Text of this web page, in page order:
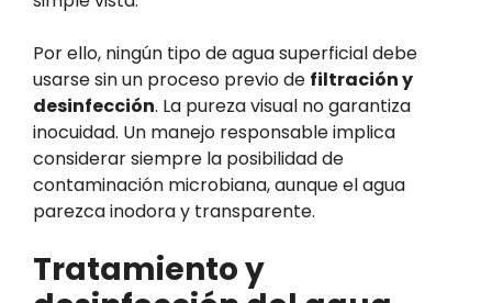
Por ello, ningún tipo de agua superficial debe
usarse sin un proceso previo de filtración y
desinfección. La pureza visual no garantiza
inocuidad. Un manejo responsable implica
considerar siempre la posibilidad de
contaminación microbiana, aunque el agua
parezca inodora y transparente.
Tratamiento y